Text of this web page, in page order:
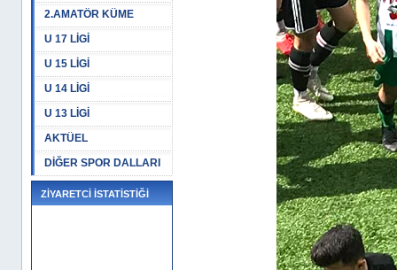
2.AMATÖR KÜME
U 17 LİGİ
U 15 LİGİ
U 14 LİGİ
U 13 LİGİ
AKTÜEL
DİĞER SPOR DALLARI
ZİYARETCİ İSTATİSTİĞİ